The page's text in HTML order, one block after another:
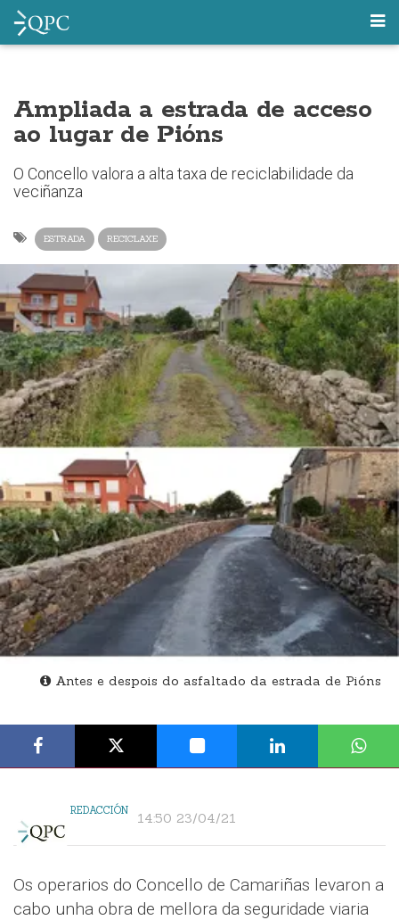
Ampliada a estrada de acceso
ao lugar de Pións
O Concello valora a alta taxa de reciclabilidade da
veciñanza
ESTRADA RECICLAXE
Antes e despois do asfaltado da estrada de Pións
REDACCIÓN 14:50 23/04/21
Os operarios do Concello de Camariñas levaron a
cabo unha obra de mellora da seguridade viaria